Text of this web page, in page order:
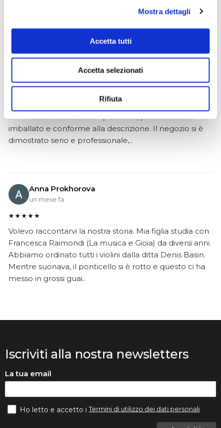
Mostra dettagli
Accetta tutti
Accetta selezionati
Rifiuta
4 mesi fa
Biasin e sono rimasto davvero super soddisfatto. Il sax
è arrivato in condizioni impeccabili, perfettamente
imballato e conforme alla descrizione. Il negozio si è
dimostrato serio e professionale,..
Anna Prokhorova
un mese fa
★★★★★
Volevo raccontarvi la nostra storia. Mia figlia studia con
Francesca Raimondi (La musica e Gioia) da diversi anni.
Abbiamo ordinato tutti i violini dalla ditta Denis Basin.
Mentre suonava, il ponticello si è rotto e questo ci ha
messo in grossi guai..
Iscriviti alla nostra newsletters
La tua email
Ho letto e accetto iTermini di utilizzo dei dati personali